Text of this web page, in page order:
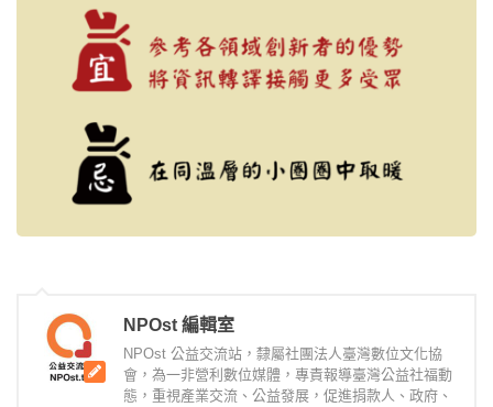
NPOst 編輯室
NPOst 公益交流站，隸屬社團法人臺灣數位文化協
會，為一非營利數位媒體，專責報導臺灣公益社福動
態，重視產業交流、公益發展，促進捐款人、政府、